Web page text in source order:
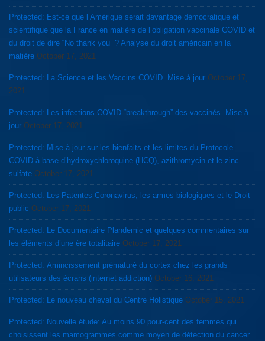
Protected: Est-ce que l’Amérique serait davantage démocratique et
scientifique que la France en matière de l’obligation vaccinale COVID et
du droit de dire “No thank you” ? Analyse du droit américain en la
matière October 17, 2021
Protected: La Science et les Vaccins COVID. Mise à jour October 17,
2021
Protected: Les infections COVID “breakthrough” des vaccinés. Mise à
jour October 17, 2021
Protected: Mise à jour sur les bienfaits et les limites du Protocole
COVID à base d’hydroxychloroquine (HCQ), azithromycin et le zinc
sulfate October 17, 2021
Protected: Les Patentes Coronavirus, les armes biologiques et le Droit
public October 17, 2021
Protected: Le Documentaire Plandemic et quelques commentaires sur
les éléments d’une ère totalitaire October 17, 2021
Protected: Amincissement prématuré du cortex chez les grands
utilisateurs des écrans (internet addiction) October 16, 2021
Protected: Le nouveau cheval du Centre Holistique October 15, 2021
Protected: Nouvelle étude: Au moins 90 pour-cent des femmes qui
choisissent les mamogrammes comme moyen de détection du cancer